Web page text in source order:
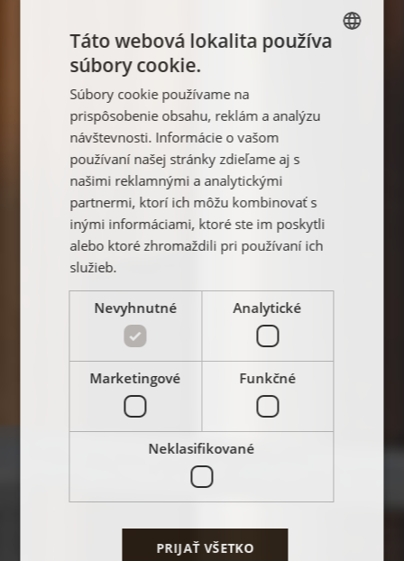
Táto webová lokalita používa
súbory cookie.
Súbory cookie používame na
prispôsobenie obsahu, reklám a analýzu
návštevnosti. Informácie o vašom
používaní našej stránky zdieľame aj s
našimi reklamnými a analytickými
partnermi, ktorí ich môžu kombinovať s
inými informáciami, ktoré ste im poskytli
alebo ktoré zhromaždili pri používaní ich
služieb.
Nevyhnutné Analytické
Marketingové Funkčné
Neklasifikované
PRIJAŤ VŠETKO